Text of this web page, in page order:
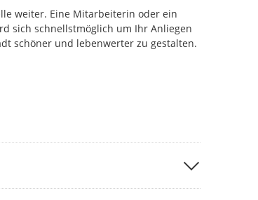
weiter. Eine Mitarbeiterin oder ein
sich schnellstmöglich um Ihr Anliegen
schöner und lebenwerter zu gestalten.